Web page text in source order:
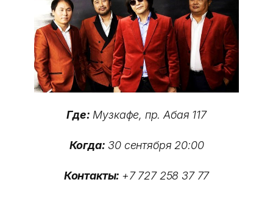
Где: Музкафе, пр. Абая 117
Когда: 30 сентября 20:00
Контакты: +7 727 258 37 77